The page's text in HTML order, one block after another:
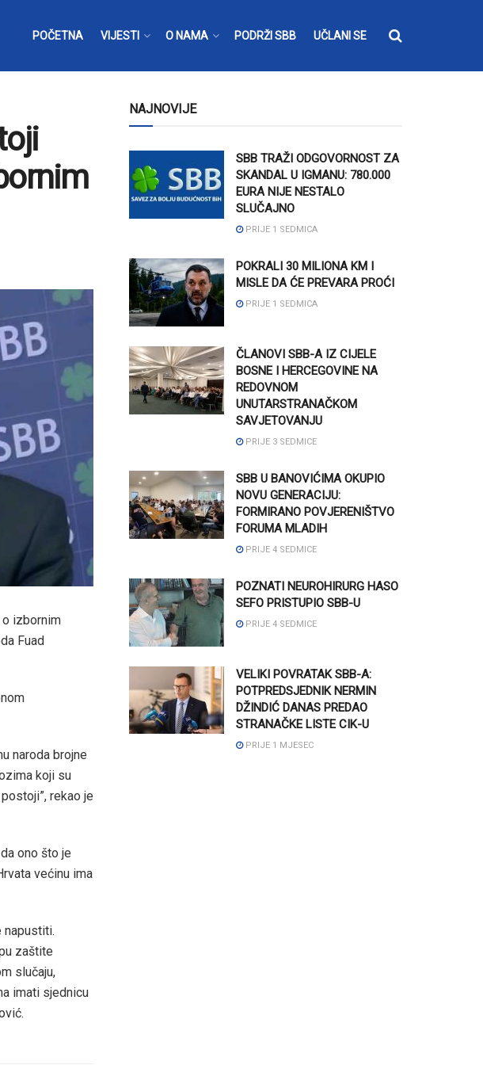
POČETNA VIJESTI O NAMA PODRŽI SBB UČLANI SE
o izbornim
Fuad
naroda brojne
koji su
rekao je
ono što je
većinu ima
napustiti.
zaštite
slučaju,
imati sjednicu
NAJNOVIJE
SBB TRAŽI ODGOVORNOST ZA
SKANDAL U IGMANU: 780.000
EURA NIJE NESTALO
SLUČAJNO
PRIJE 1 SEDMICA
POKRALI 30 MILIONA KM I
MISLE DA ĆE PREVARA PROĆI
PRIJE 1 SEDMICA
ČLANOVI SBB-A IZ CIJELE
BOSNE I HERCEGOVINE NA
REDOVNOM
UNUTARSTRANAČKOM
SAVJETOVANJU
PRIJE 3 SEDMICE
SBB U BANOVIĆIMA OKUPIO
NOVU GENERACIJU:
FORMIRANO POVJERENIŠTVO
FORUMA MLADIH
PRIJE 4 SEDMICE
POZNATI NEUROHIRURG HASO
SEFO PRISTUPIO SBB-U
PRIJE 4 SEDMICE
VELIKI POVRATAK SBB-A:
POTPREDSJEDNIK NERMIN
DŽINDIĆ DANAS PREDAO
STRANAČKE LISTE CIK-U
PRIJE 1 MJESEC